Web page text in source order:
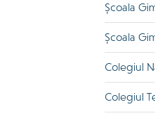
Școala
Școala
Colegiul
Colegiul